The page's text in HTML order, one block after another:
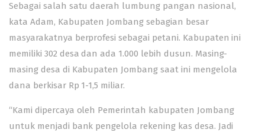
Sebagai salah satu daerah lumbung pangan nasional,
kata Adam, Kabupaten Jombang sebagian besar
masyarakatnya berprofesi sebagai petani. Kabupaten ini
memiliki 302 desa dan ada 1.000 lebih dusun. Masing-
masing desa di Kabupaten Jombang saat ini mengelola
dana berkisar Rp 1-1,5 miliar.
“Kami dipercaya oleh Pemerintah kabupaten Jombang
untuk menjadi bank pengelola rekening kas desa. Jadi